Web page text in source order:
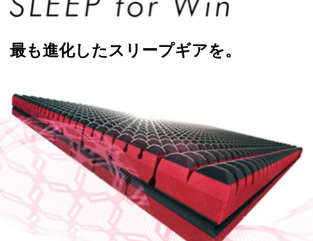
最も進化したスリープギアを。